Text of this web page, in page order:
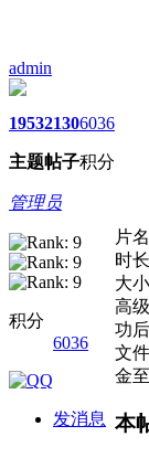
admin
1953
主题
2130
帖子
6036
积分
管理员
积分
6036
发消息
片
时
大
高
功
文
金
本